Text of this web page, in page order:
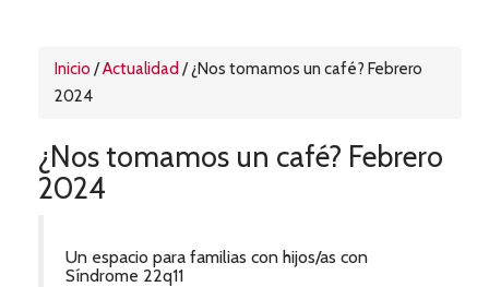
Inicio /Actualidad /¿Nos tomamos un café? Febrero
2024
¿Nos tomamos un café? Febrero
2024
Un espacio para familias con hijos/as con
Síndrome 22q11